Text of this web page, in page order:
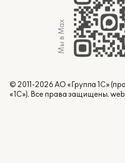
Мы в Max
© 2011-2026 АО «Группа 1С»
«1С»). Все права защищены.